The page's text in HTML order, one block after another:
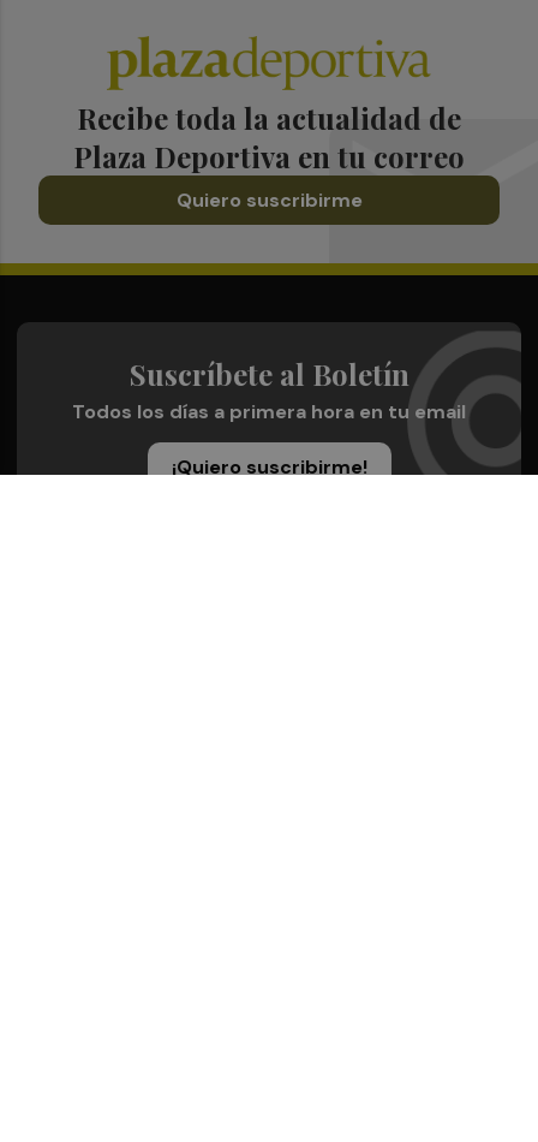
Recibe toda la actualidad de
Plaza Deportiva en tu correo
Quiero suscribirme
Suscríbete al Boletín
Todos los días a primera hora en tu email
¡Quiero suscribirme!